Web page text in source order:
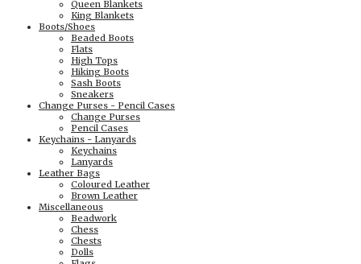
Queen Blankets
King Blankets
Boots/Shoes
Beaded Boots
Flats
High Tops
Hiking Boots
Sash Boots
Sneakers
Change Purses - Pencil Cases
Change Purses
Pencil Cases
Keychains - Lanyards
Keychains
Lanyards
Leather Bags
Coloured Leather
Brown Leather
Miscellaneous
Beadwork
Chess
Chests
Dolls